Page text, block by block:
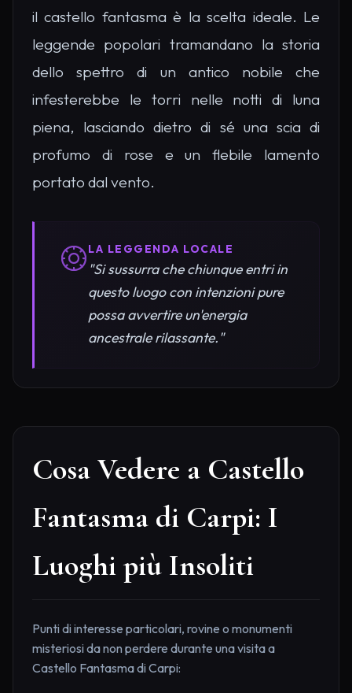
il castello fantasma è la scelta ideale. Le
leggende popolari tramandano la storia
dello spettro di un antico nobile che
infesterebbe le torri nelle notti di luna
piena, lasciando dietro di sé una scia di
profumo di rose e un flebile lamento
portato dal vento.
LA LEGGENDA LOCALE
"Si sussurra che chiunque entri in
questo luogo con intenzioni pure
possa avvertire un'energia
ancestrale rilassante."
Cosa Vedere a Castello
Fantasma di Carpi: I
Luoghi più Insoliti
Punti di interesse particolari, rovine o monumenti
misteriosi da non perdere durante una visita a
Castello Fantasma di Carpi: